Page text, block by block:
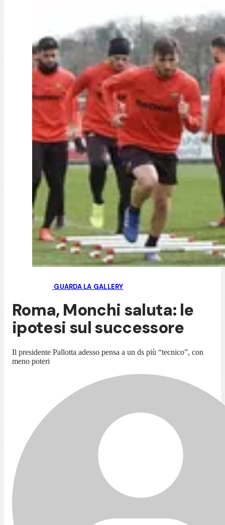
GUARDA LA GALLERY
Roma, Monchi saluta: le
ipotesi sul successore
Il presidente Pallotta adesso pensa a un ds più “tecnico”, con
meno poteri